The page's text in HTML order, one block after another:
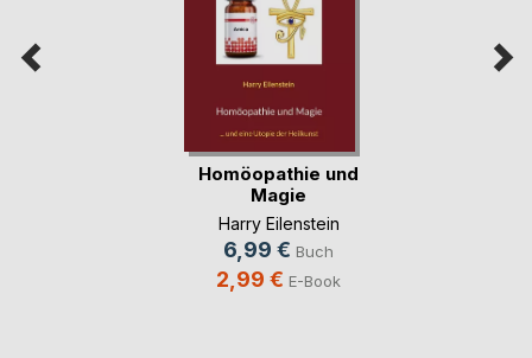
Homöopathie und
Magie
Harry Eilenstein
6,99 € Buch
2,99 € E-Book